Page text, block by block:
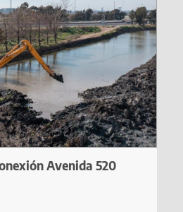
Avenida 520